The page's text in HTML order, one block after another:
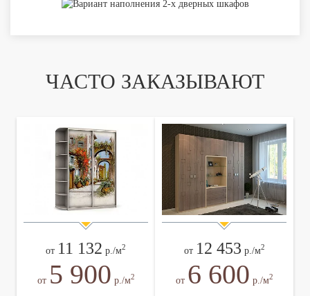
ЧАСТО ЗАКАЗЫВАЮТ
от 11 132 р./м2
от 5 900 р./м2
от 12 453 р./м2
от 6 600 р./м2